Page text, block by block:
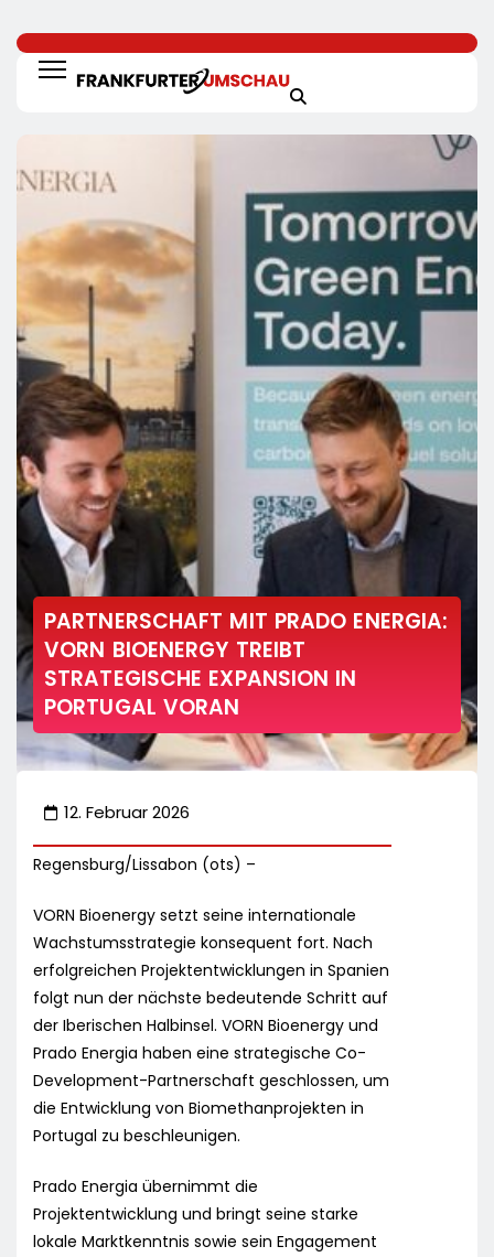
PARTNERSCHAFT MIT PRADO ENERGIA:
VORN BIOENERGY TREIBT
STRATEGISCHE EXPANSION IN
PORTUGAL VORAN
12. Februar 2026
Regensburg/Lissabon (ots) –
VORN Bioenergy setzt seine internationale
Wachstumsstrategie konsequent fort. Nach
erfolgreichen Projektentwicklungen in Spanien
folgt nun der nächste bedeutende Schritt auf
der Iberischen Halbinsel. VORN Bioenergy und
Prado Energia haben eine strategische Co-
Development-Partnerschaft geschlossen, um
die Entwicklung von Biomethanprojekten in
Portugal zu beschleunigen.
Prado Energia übernimmt die
Projektentwicklung und bringt seine starke
lokale Marktkenntnis sowie sein Engagement